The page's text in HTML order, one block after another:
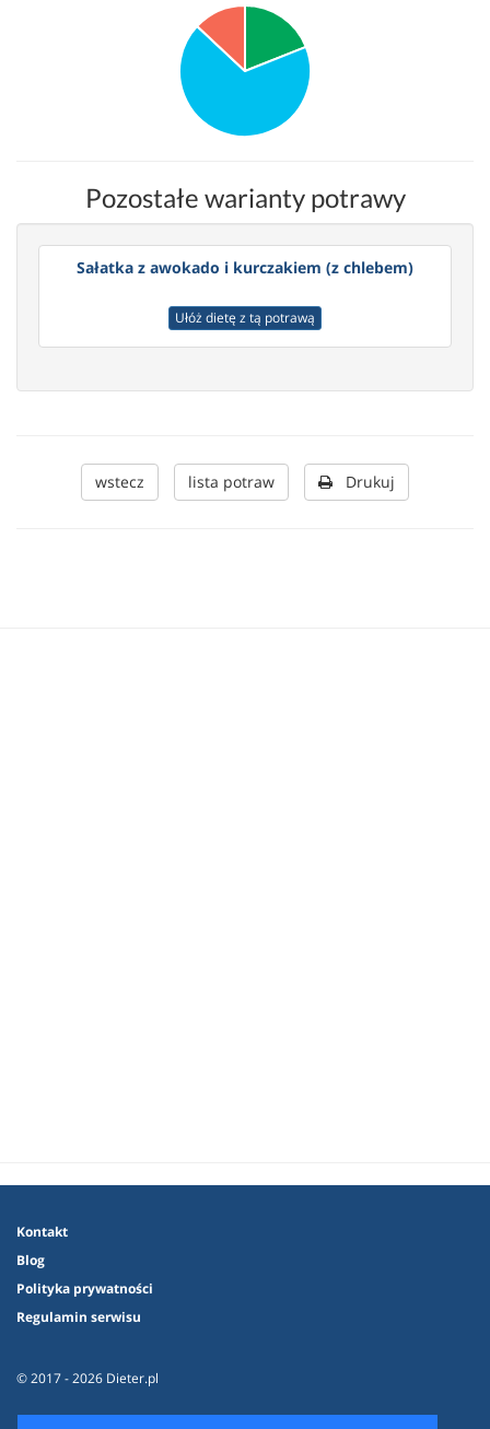
Pozostałe warianty potrawy
Sałatka z awokado i kurczakiem (z chlebem)
Ułóż dietę z tą potrawą
wstecz lista potraw Drukuj
Kontakt
Blog
Polityka prywatności
Regulamin serwisu
© 2017 - 2026 Dieter.pl